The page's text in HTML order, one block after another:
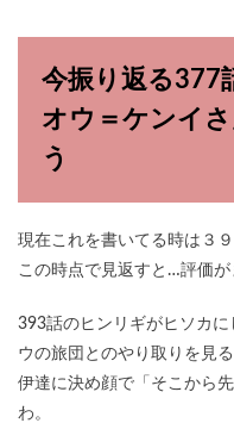
今振り返る377
オウ＝ケンイ
う
現在これを書いてる時は３９
この時点で見返すと…評価が
393話のヒンリギがヒソカ
ウの旅団とのやり取りを見
伊達に決め顔で「そこから
わ。